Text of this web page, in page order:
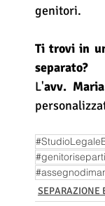
genitori.
Ti trovi in
separato?
L'avv.
#genitoriseparti
SEPARAZIONE